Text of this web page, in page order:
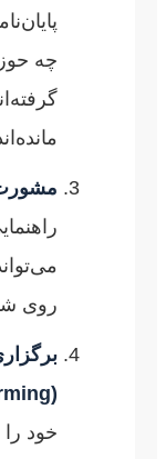
چه
مشورت
روی
(Brainstorming):
خود